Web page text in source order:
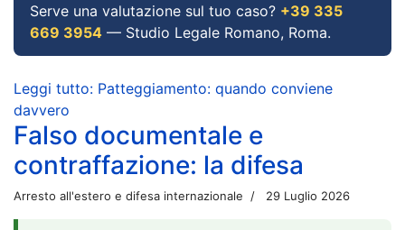
Serve una valutazione sul tuo caso? +39 335
669 3954 — Studio Legale Romano, Roma.
Leggi tutto: Patteggiamento: quando conviene
davvero
Falso documentale e
contraffazione: la difesa
Arresto all'estero e difesa internazionale 29 Luglio 2026